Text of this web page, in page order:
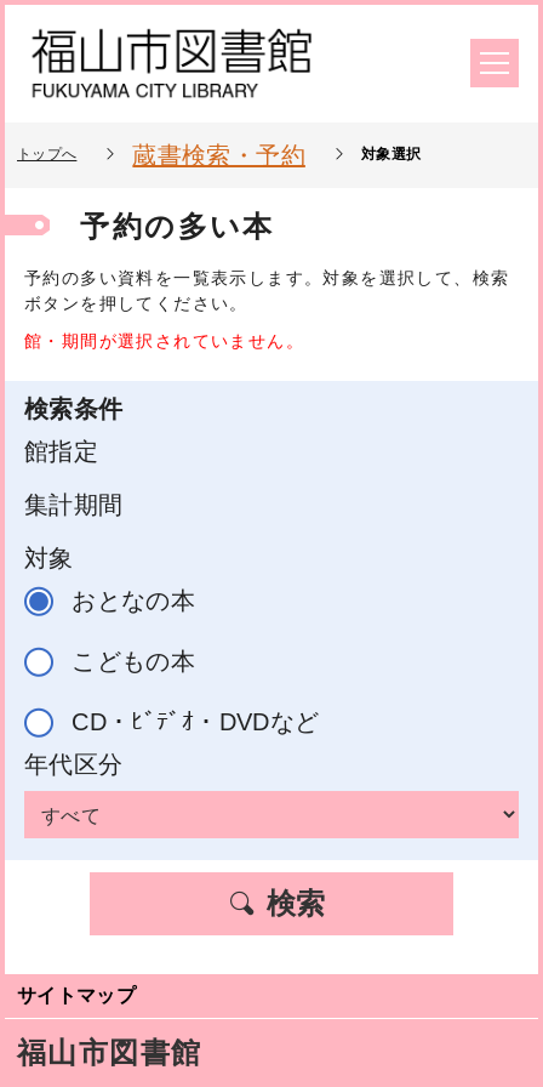
トップへ 蔵書検索・予約 対象選択
予約の多い本
予約の多い資料を一覧表示します。対象を選択して、検索
ボタンを押してください。
館・期間が選択されていません。
検索条件
館指定
集計期間
対象
おとなの本
こどもの本
CD・ﾋﾞﾃﾞｵ・DVDなど
年代区分
検索
サイトマップ
福山市図書館